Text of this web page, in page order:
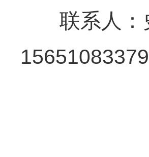
联系人：
15651083379